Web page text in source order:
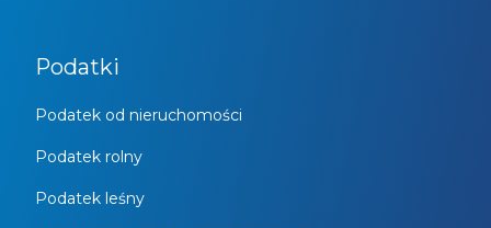
Podatki
Podatek od nieruchomości
Podatek rolny
Podatek leśny